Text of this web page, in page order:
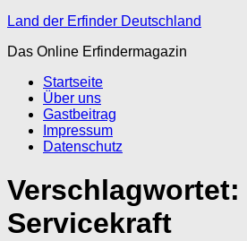
Land der Erfinder Deutschland
Das Online Erfindermagazin
Startseite
Über uns
Gastbeitrag
Impressum
Datenschutz
Verschlagwortet:
Servicekraft